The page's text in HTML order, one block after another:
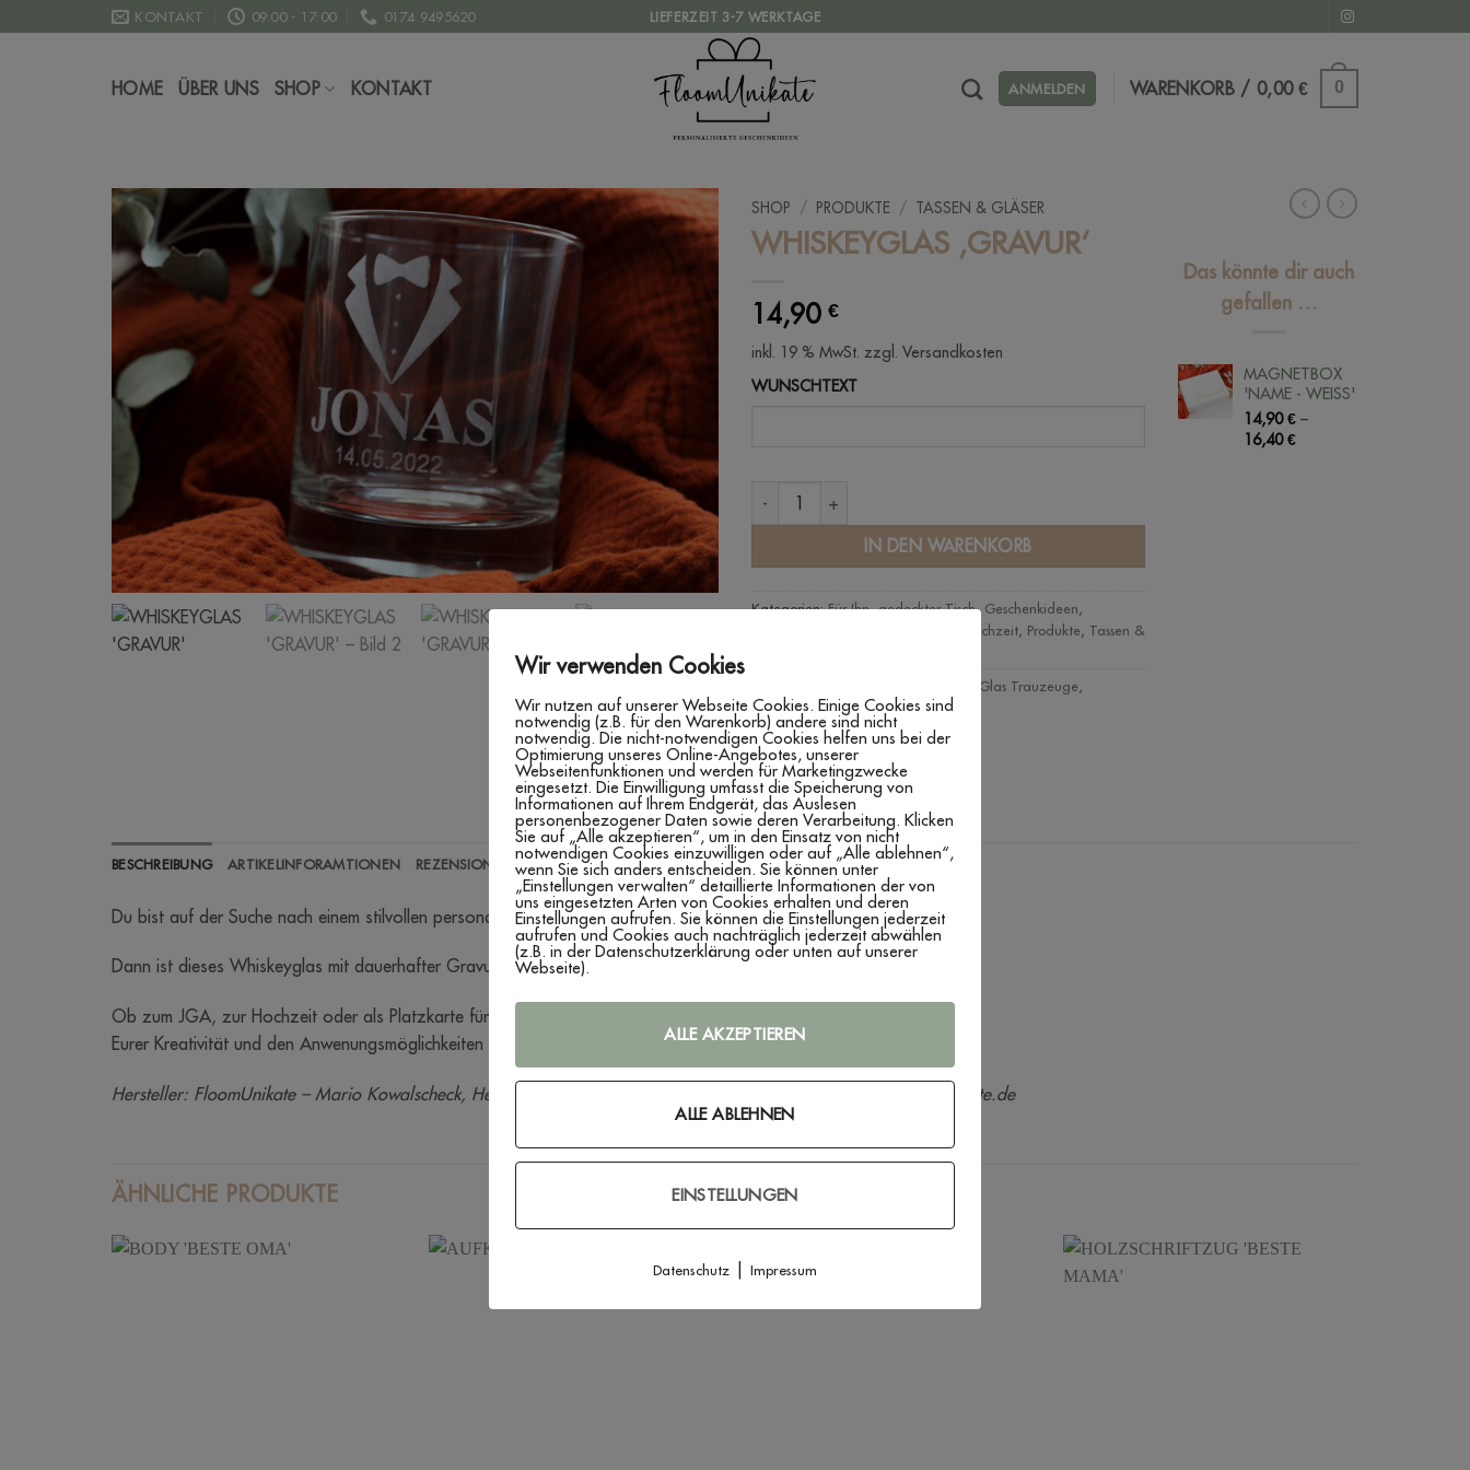
Inhalt
KONTAKT 09:00 - 17:00 0174 9495620 LIEFERZEIT 3-7 WERKTAGE
HOME ÜBER UNS SHOP KONTAKT ANMELDEN WARENKORB / 0,00€ 0
SHOP / PRODUKTE / TASSEN & GLÄSER
WHISKEYGLAS ‚GRAVUR‘
14,90 €
inkl. 19 % MwSt. zzgl. Versandkosten
WUNSCHTEXT
WHISKEYGLAS 'GRAVUR' Menge
IN DEN WARENKORB
Kategorien:Für Ihn,gedeckter Tisch, Geschenkideen,
Hochzeit, Produkte, Tassen &
Glas Trauzeuge,
Trauzeuge
Das könnte dir auch
gefallen …
MAGNETBOX
'NAME - WEISS'
14,90€ –
16,40€
BESCHREIBUNG ARTIKELINFORAMTIONEN REZENSIONEN (0)
Du bist auf der Suche nach einem stilvollen personalisiertem Glas für deinen Trauzeugen?
Dann ist dieses Whiskeyglas mit dauerhafter Gravur genau das Richtige!
Ob zum JGA, zur Hochzeit oder als Platzkarte für den Hochzeitstisch.
Eurer Kreativität und den Anwenungsmöglichkeiten sind keine Grenzen gesetzt.
Hersteller: FloomUnikate – Mario Kowalscheck, Herforder Straße 240, 32120 Hiddenhausen – kontakt@floom-unikate.de
ÄHNLICHE PRODUKTE
Wir verwenden Cookies
Wir nutzen auf unserer Webseite Cookies. Einige Cookies sind
notwendig (z.B. für den Warenkorb) andere sind nicht
notwendig. Die nicht-notwendigen Cookies helfen uns bei der
Optimierung unseres Online-Angebotes, unserer
Webseitenfunktionen und werden für Marketingzwecke
eingesetzt. Die Einwilligung umfasst die Speicherung von
Informationen auf Ihrem Endgerät, das Auslesen
personenbezogener Daten sowie deren Verarbeitung. Klicken
Sie auf „Alle akzeptieren“, um in den Einsatz von nicht
notwendigen Cookies einzuwilligen oder auf „Alle ablehnen“,
wenn Sie sich anders entscheiden. Sie können unter
„Einstellungen verwalten“ detaillierte Informationen der von
uns eingesetzten Arten von Cookies erhalten und deren
Einstellungen aufrufen. Sie können die Einstellungen jederzeit
aufrufen und Cookies auch nachträglich jederzeit abwählen
(z.B. in der Datenschutzerklärung oder unten auf unserer
Webseite).
ALLE AKZEPTIEREN
ALLE ABLEHNEN
EINSTELLUNGEN
Datenschutz Impressum